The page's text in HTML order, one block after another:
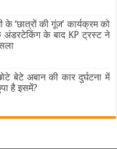
के ‘छात्रों की गूंज’ कार्यक्रम को
अंडरटेकिंग के बाद KP ट्रस्ट ने
बेटे अबान की कार दुर्घटना में
है इसमें?